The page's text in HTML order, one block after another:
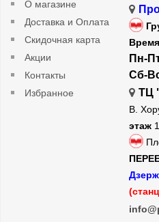
О магазине
Доставка и Оплата
Скидочная карта
Акции
Контакты
Избранное
Пн-
Сб-
ТЦ
В.
этаж